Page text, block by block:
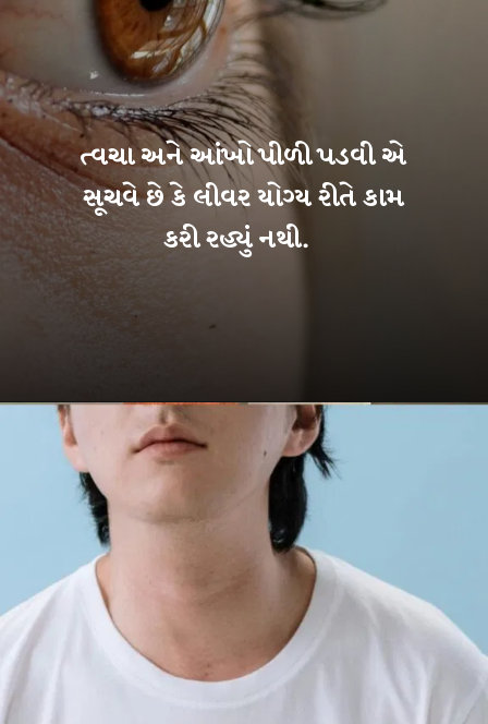
ત્વચા અને આંખો પીળી પડવી એ
સૂચવે છે કે લીવર યોગ્ય રીતે કામ
કરી રહ્યું નથી.